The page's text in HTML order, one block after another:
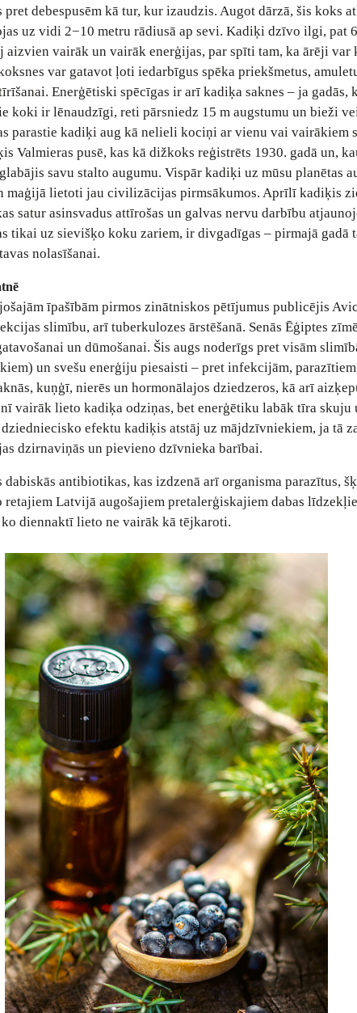
debespusēm kā tur, kur izaudzis. Augot dārzā, šis koks
uz vidi 2−10 metru rādiusā ap sevi. Kadiķi dzīvo ilgi, pat
vairāk un vairāk enerģijas, par spīti tam, ka ārēji var
var gatavot ļoti iedarbīgus spēka priekšmetus,
Enerģētiski spēcīgas ir arī kadiķa saknes – ja gadās,
koki ir lēnaudzīgi, reti pārsniedz 15 m augstumu un bieži
parastie kadiķi aug kā nelieli kociņi ar vienu vai vairākiem
Valmieras pusē, kas kā dižkoks reģistrēts 1930. gadā un,
savu stalto augumu. Vispār kadiķi uz mūsu planētas
maģijā lietoti jau civilizācijas pirmsākumos. Aprīlī kadiķis
satur asinsvadus attīrošas un galvas nervu darbību
tikai uz sievišķo koku zariem, ir divgadīgas – pirmajā gadā
nolasīšanai.
īpašībām pirmos zinātniskos pētījumus publicējis
slimību, arī tuberkulozes ārstēšanā. Senās Ēģiptes
un dūmošanai. Šis augs noderīgs pret visām
un svešu enerģiju piesaisti – pret infekcijām,
kuņģī, nierēs un hormonālajos dziedzeros, kā arī
vairāk lieto kadiķa odziņas, bet enerģētiku labāk tīra skuju
dziedniecisko efektu kadiķis atstāj uz mājdzīvniekiem, ja tā
dzirnaviņās un pievieno dzīvnieka barībai.
antibiotikas, kas izdzenā arī organisma parazītus,
retajiem Latvijā augošajiem pretalerģiskajiem dabas
diennaktī lieto ne vairāk kā tējkaroti.